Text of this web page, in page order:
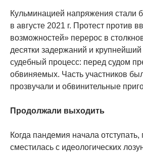
Кульминацией напряжения стали
в августе 2021 г. Протест против
возможностей» перерос в
десятки задержаний и
судебный процесс: перед судом
обвиняемых. Часть участников
прозвучали и обвинительные
Продолжали выходить
Когда пандемия начала отступать,
сместилась с идеологических